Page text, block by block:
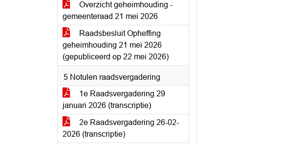
Overzicht geheimhouding -
gemeenteraad 21 mei 2026
Raadsbesluit Opheffing
geheimhouding 21 mei 2026
(gepubliceerd op 22 mei 2026)
5 Notulen raadsvergadering
1e Raadsvergadering 29
januari 2026 (transcriptie)
2e Raadsvergadering 26-02-
2026 (transcriptie)